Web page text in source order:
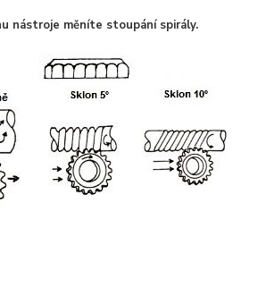
nástroje měníte stoupání spirály.